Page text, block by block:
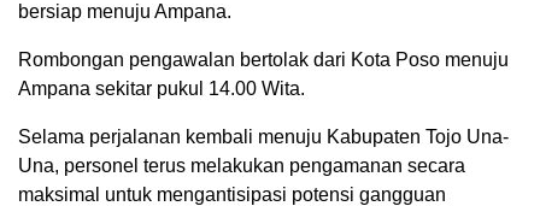
bersiap menuju Ampana.
Rombongan pengawalan bertolak dari Kota Poso menuju
Ampana sekitar pukul 14.00 Wita.
Selama perjalanan kembali menuju Kabupaten Tojo Una-
Una, personel terus melakukan pengamanan secara
maksimal untuk mengantisipasi potensi gangguan